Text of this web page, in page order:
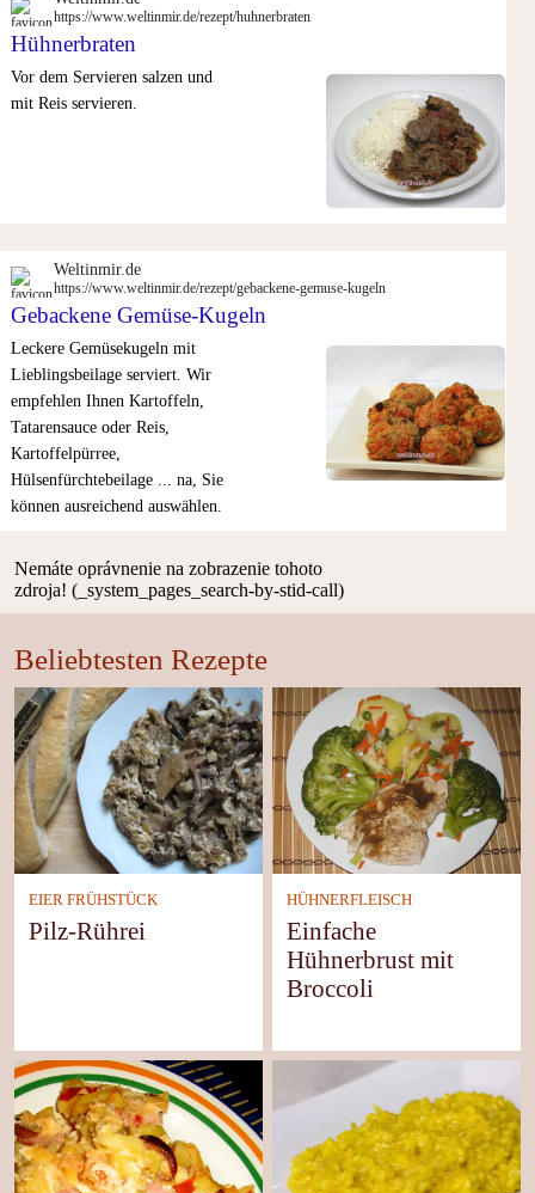
https://www.weltinmir.de/rezept/huhnerbraten
Hühnerbraten
Vor dem Servieren salzen und
mit Reis servieren.
Weltinmir.de
https://www.weltinmir.de/rezept/gebackene-gemuse-kugeln
Gebackene Gemüse-Kugeln
Leckere Gemüsekugeln mit
Lieblingsbeilage serviert. Wir
empfehlen Ihnen Kartoffeln,
Tatarensauce oder Reis,
Kartoffelpürree,
Hülsenfürchtebeilage ... na, Sie
können ausreichend auswählen.
Nemáte oprávnenie na zobrazenie tohoto
zdroja! (_system_pages_search-by-stid-call)
Beliebtesten Rezepte
EIER FRÜHSTÜCK
Pilz-Rührei
HÜHNERFLEISCH
Einfache
Hühnerbrust mit
Broccoli